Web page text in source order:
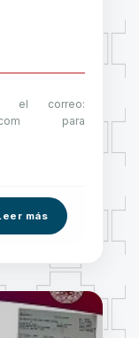
el correo:
para
más